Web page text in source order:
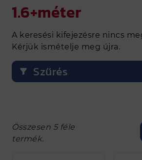
1.6+méter
A keresési kifejezésre nincs
Kérjük ismételje meg újra.
Szűrés
Összesen 5 féle
termék.